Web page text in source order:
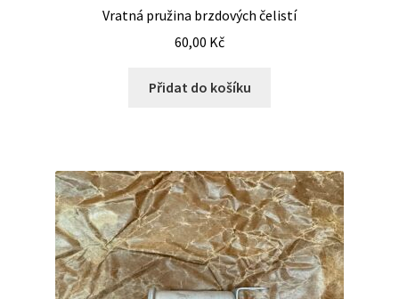
Vratná pružina brzdových čelistí
60,00 Kč
Přidat do košíku